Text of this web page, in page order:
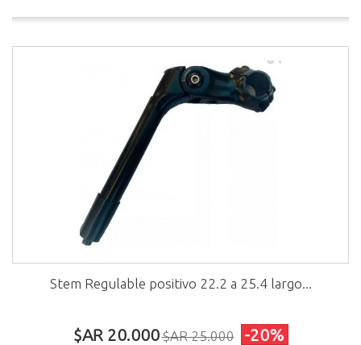
Stem Regulable positivo 22.2 a 25.4 largo...
$AR 20.000$AR 25.000 -20%